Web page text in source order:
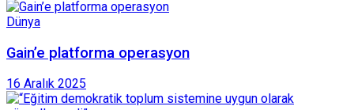
Dünya
Gain’e platforma operasyon
16 Aralık 2025